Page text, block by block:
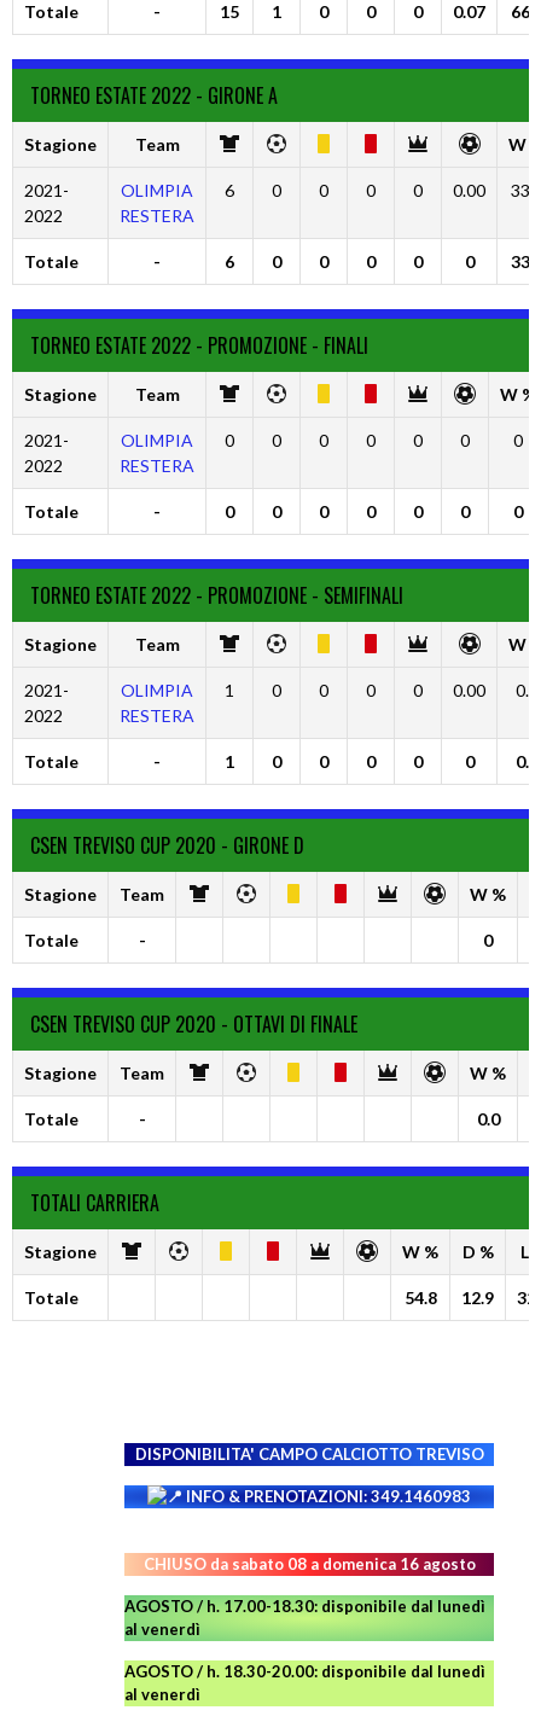
Totale - 15 1 0 0 0 0.07
TORNEO ESTATE 2022 - GIRONE A
Stagione Team W
2021-
2022
OLIMPIA
RESTERA
6 0 0 0 0 0.00
Totale - 6 0 0 0 0 0
TORNEO ESTATE 2022 - PROMOZIONE - FINALI
Stagione Team W %
2021-
2022
OLIMPIA
RESTERA
0 0 0 0 0 0 0
Totale - 0 0 0 0 0 0 0
TORNEO ESTATE 2022 - PROMOZIONE - SEMIFINALI
Stagione Team W
2021-
2022
OLIMPIA
RESTERA
1 0 0 0 0 0.00 0.0
Totale - 1 0 0 0 0 0 0.0
CSEN TREVISO CUP 2020 - GIRONE D
Stagione Team W %
Totale - 0
CSEN TREVISO CUP 2020 - OTTAVI DI FINALE
Stagione Team W %
Totale - 0.0
TOTALI CARRIERA
Stagione W % D % L
Totale 54.8 12.9
DISPONIBILITA' CAMPO CALCIOTTO TREVISO
INFO & PRENOTAZIONI: 349.1460983
CHIUSO da sabato 08 a domenica 16 agosto
AGOSTO / h. 17.00-18.30: disponibile dal lunedì
al venerdì
AGOSTO/ h. 18.30-20.00: disponibile dal lunedì
al venerdì